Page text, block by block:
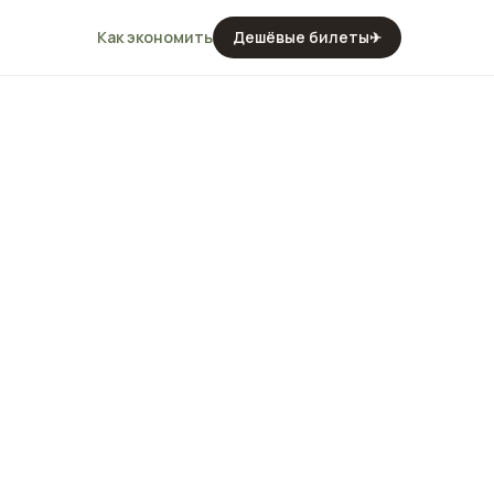
Как экономить Дешёвые билеты✈